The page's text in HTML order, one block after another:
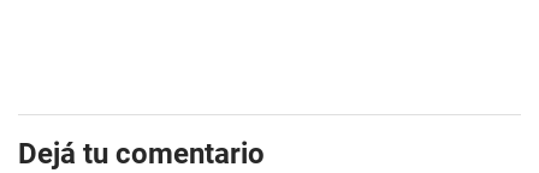
Dejá tu comentario